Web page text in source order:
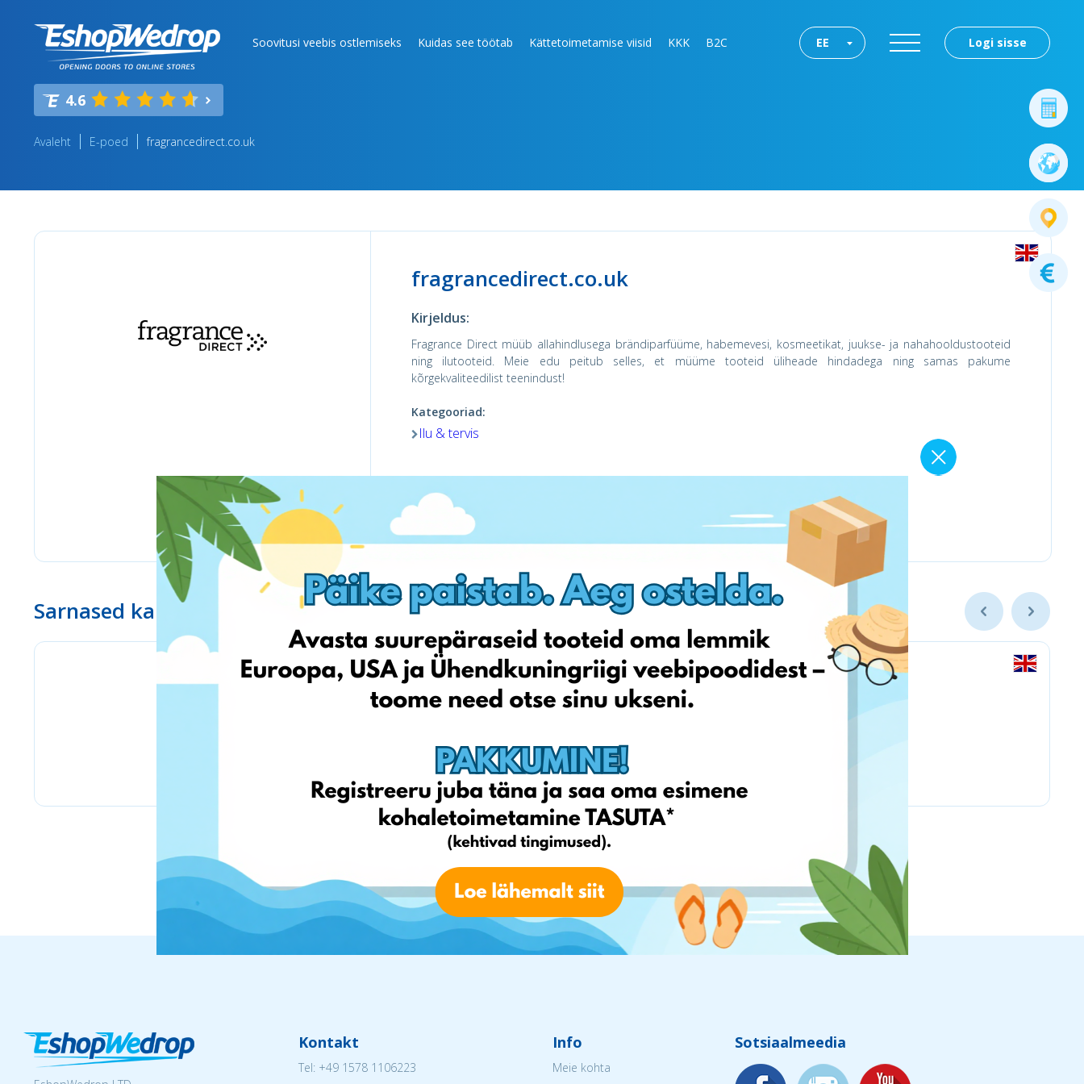
Soovitusi veebis ostlemiseks Kuidas see töötab Kättetoimetamise viisid KKK B2C Logi sisse
EE
4.6
Avaleht E-poed fragrancedirect.co.uk
fragrancedirect.co.uk
Kirjeldus:
Fragrance Direct müüb allahindlusega brändiparfüüme, habemevesi, kosmeetikat, juukse- ja nahahooldustooteid
ning ilutooteid. Meie edu peitub selles, et müüme tooteid üliheade hindadega ning samas pakume
kõrgekvaliteedilist teenindust!
Kategooriad:
Ilu & tervis
Külasta poodi
Sarnased kauplused
Kontakt
Tel: +49 1578 1106223
Info
Meie kohta
Sotsiaalmeedia